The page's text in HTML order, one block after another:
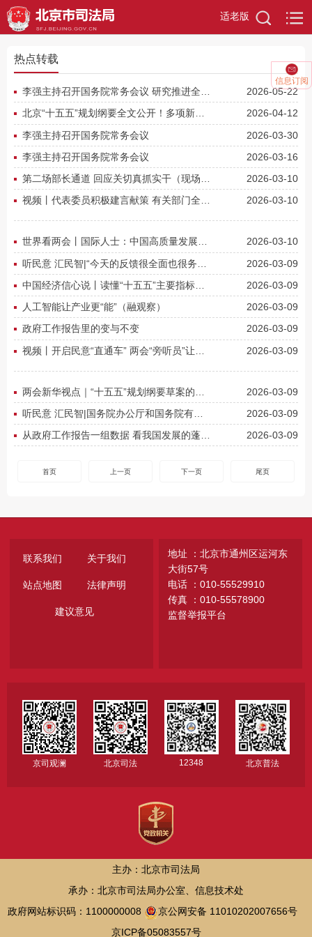
适老版
信息订阅
热点转载
2026-05-22
北京“十五五”规划纲要全文公开！多项新指标，贴近市民感受
2026-04-12
李强主持召开国务院常务会议
2026-03-30
李强主持召开国务院常务会议
2026-03-16
2026-03-10
视频丨代表委员积极建言献策 有关部门全面记录梳理高效转办回应
2026-03-10
世界看两会丨国际人士：中国高质量发展为全球经济注入稳定性
2026-03-10
2026-03-09
2026-03-09
人工智能让产业更“能”（融观察）
2026-03-09
政府工作报告里的变与不变
2026-03-09
2026-03-09
2026-03-09
2026-03-09
2026-03-09
首页 上一页 下一页 尾页
联系我们 关于我们
站点地图 法律声明
建议意见
地址 ：北京市通州区运河东
大街57号
电话 ：010-55529910
传真 ：010-55578900
监督举报平台
京司观澜 北京司法 12348 北京普法
主办：北京市司法局
承办：北京市司法局办公室、信息技术处
政府网站标识码：1100000008
京公网安备 11010202007656号
京ICP备05083557号